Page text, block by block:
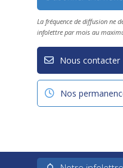
La fréquence de diffusion ne
infolettre par mois au
Nous contacter
Nos